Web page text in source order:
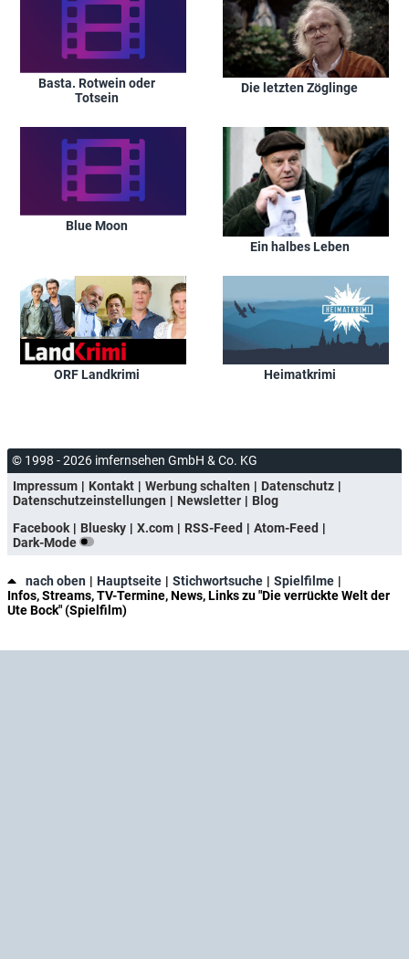
Basta. Rotwein oder
Totsein
Die letzten Zöglinge
Blue Moon
Ein halbes Leben
ORF Landkrimi Heimatkrimi
© 1998 - 2026 imfernsehen GmbH & Co. KG
Impressum
Kontakt Werbung schalten
Datenschutz
Datenschutzeinstellungen
Newsletter
Blog
Facebook
Bluesky X.com RSS-Feed
Atom-Feed
Dark-Mode
nach oben Hauptseite Stichwortsuche
Spielfilme
Infos, Streams, TV-Termine, News, Links zu "Die verrückte Welt der
Ute Bock" (Spielfilm)